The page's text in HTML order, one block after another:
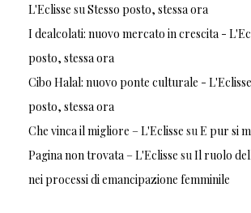
L'Eclisse suStesso posto, stessa ora
I dealcolati: nuovo mercato in crescita -
posto, stessa ora
Cibo Halal: nuovo ponte culturale - L'Eclisse
posto, stessa ora
Che vinca il migliore – L'Eclisse suE pur si
Pagina non trovata – L'Eclisse suIl ruolo
nei processi di emancipazione femminile